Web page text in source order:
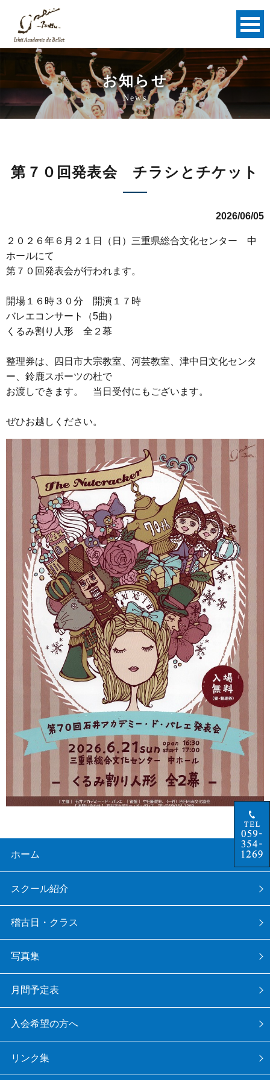
お知らせ
News
第７０回発表会 チラシとチケット
2026/06/05
２０２６年６月２１日（日）三重県総合文化センター 中
ホールにて
第７０回発表会が行われます。
開場１６時３０分 開演１７時
バレエコンサート（5曲）
くるみ割り人形 全２幕
整理券は、四日市大宗教室、河芸教室、津中日文化センタ
ー、鈴鹿スポーツの杜で
お渡しできます。 当日受付にもございます。
ぜひお越しください。
ホーム
スクール紹介
稽古日・クラス
写真集
月間予定表
入会希望の方へ
リンク集